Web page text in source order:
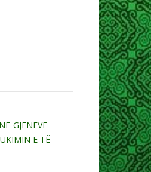
GJENEVË
E TË